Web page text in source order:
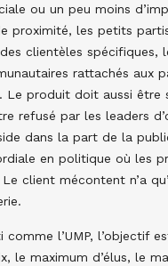
ou un peu moins
proximité, les petits
clientèles spécifiques,
rattachés aux
Le produit doit aussi être
refusé par les leaders
dans la part de la
en politique où les
client mécontent n’a
comme l’UMP, l’objectif
le maximum d’élus, le